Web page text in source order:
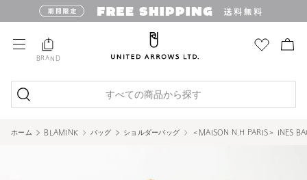
BRAND
すべての商品から探す
ホーム BLAMINK バッグ ショルダーバッグ ＜MAISON N.H PARIS＞ INES